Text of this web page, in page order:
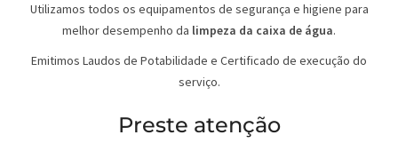
Utilizamos todos os equipamentos de segurança e higiene para
melhor desempenho da limpeza da caixa de água.
Emitimos Laudos de Potabilidade e Certificado de execução do
serviço.
Preste atenção